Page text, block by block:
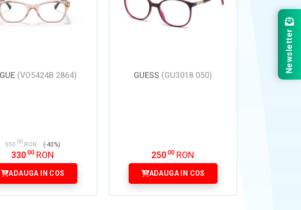
(VO5424B 2864)
550 00 RON (-40%)
330 00 RON
ADAUGA IN COS
GUESS (GU3018 050)
250 00 RON
ADAUGA IN COS
Newsletter